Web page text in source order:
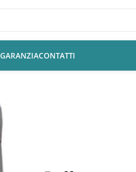
GARANZIACONTATTI